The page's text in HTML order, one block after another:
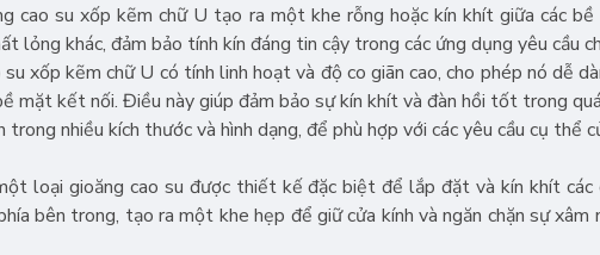
cao su xốp kẽm chữ U tạo ra một khe rỗng hoặc kín khít giữa các
lỏng khác, đảm bảo tính kín đáng tin cậy trong các ứng dụng yêu cầu
xốp kẽm chữ U có tính linh hoạt và độ co giãn cao, cho phép nó dễ
mặt kết nối. Điều này giúp đảm bảo sự kín khít và đàn hồi tốt trong
trong nhiều kích thước và hình dạng, để phù hợp với các yêu cầu cụ thể
loại gioăng cao su được thiết kế đặc biệt để lắp đặt và kín khít các
bên trong, tạo ra một khe hẹp để giữ cửa kính và ngăn chặn sự xâm